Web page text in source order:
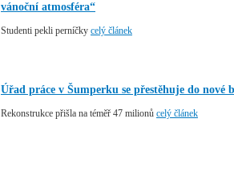
vánoční atmosféra“
Studenti pekli perníčky celý článek
Úřad práce v Šumperku se přestěhuje do nové
Rekonstrukce přišla na téměř 47 milionů celý článek